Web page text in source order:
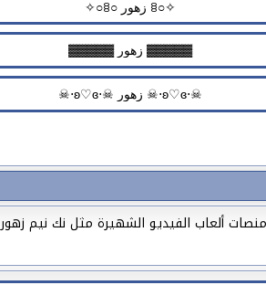
ألعاب الفيديو الشهيرة مثل نك نيم زهور